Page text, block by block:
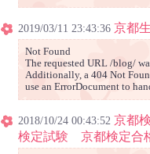
2019/03/11 23:43:36 京都
Not Found
The requested URL /blog/
Additionally, a 404 Not
use an ErrorDocument to
2018/10/24 00:43:52 京都
検定試験 京都検定合